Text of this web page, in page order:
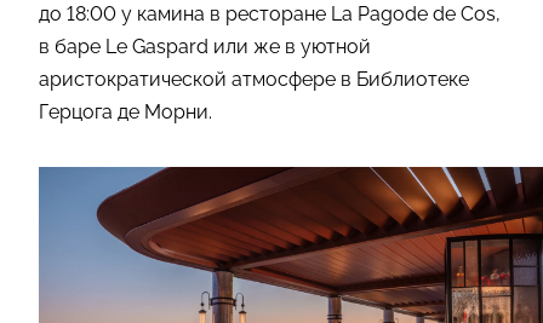
до 18:00 у камина в ресторане La Pagode de Cos,
в баре Le Gaspard или же в уютной
аристократической атмосфере в Библиотеке
Герцога де Морни.